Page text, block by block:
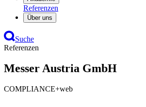
Referenzen
Über uns
Suche
Referenzen
Messer Austria GmbH
COMPLIANCE+web